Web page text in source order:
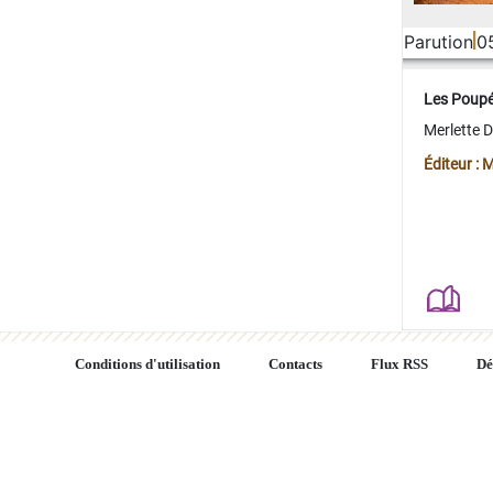
Parution
Les
Merlette
Éditeur :
Conditions d'utilisation Contacts Flux RSS